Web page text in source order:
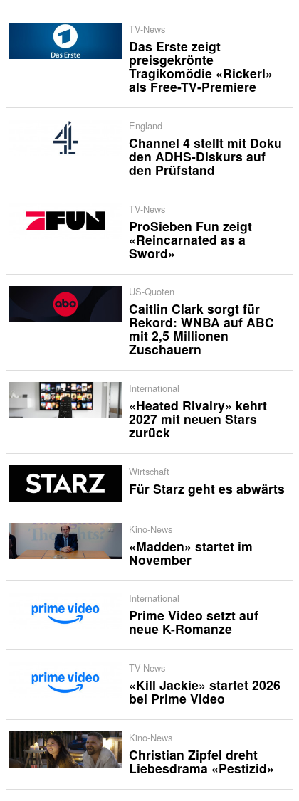
TV-News
Das Erste zeigt
preisgekrönte
Tragikomödie «Rickerl»
als Free-TV-Premiere
England
Channel 4 stellt mit Doku
den ADHS-Diskurs auf
den Prüfstand
TV-News
ProSieben Fun zeigt
«Reincarnated as a
Sword»
US-Quoten
Caitlin Clark sorgt für
Rekord: WNBA auf ABC
mit 2,5 Millionen
Zuschauern
International
«Heated Rivalry» kehrt
2027 mit neuen Stars
zurück
Wirtschaft
Für Starz geht es abwärts
Kino-News
«Madden» startet im
November
International
Prime Video setzt auf
neue K-Romanze
TV-News
«Kill Jackie» startet 2026
bei Prime Video
Kino-News
Christian Zipfel dreht
Liebesdrama «Pestizid»